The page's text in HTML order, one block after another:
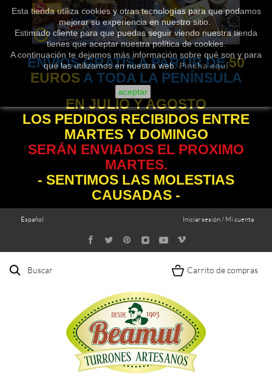
Esta tienda utiliza cookies y otras tecnologías para que podamos
mejorar su experiencia en nuestro sitio.
Estimado cliente para que puedas seguir viendo nuestra tienda
tienes que aceptar nuestra política de cookies.
A continuación te dejamos más información sobre qué son y para
qué las utilizamos en nuestra web.Pincha aquí
aceptar
ENVÍOS GRATIS A PARTIR DE50
EUROSA TODA LA PENÍNSULA
EN JULIO Y AGOSTO
LOS PEDIDOS RECIBIDOS ENTRE
MARTES Y DOMINGO
SERÁN ENVIADOS EL PROXIMO
MARTES.
- SENTIMOS LAS MOLESTIAS
CAUSADAS -
Iniciar sesión / Mi cuenta
Español
Buscar Carrito de compras